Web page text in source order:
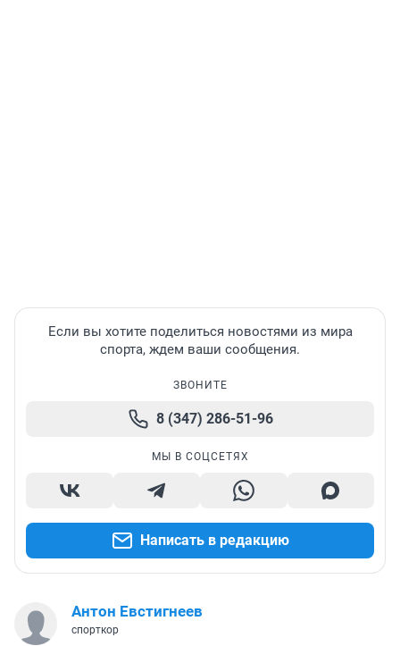
Если вы хотите поделиться новостями из мира
спорта, ждем ваши сообщения.
ЗВОНИТЕ
8 (347) 286-51-96
МЫ В СОЦСЕТЯХ
Написать в редакцию
Антон Евстигнеев
спорткор